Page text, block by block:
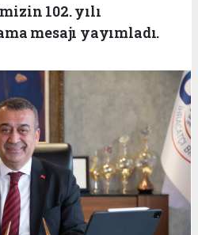
102. yılı
mesajı yayımladı.